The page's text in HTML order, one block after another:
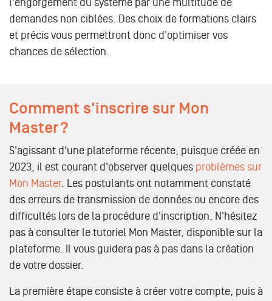
l'engorgement du système par une multitude de
demandes non ciblées. Des choix de formations clairs
et précis vous permettront donc d'optimiser vos
chances de sélection.
Comment s'inscrire sur Mon
Master ?
S'agissant d'une plateforme récente, puisque créée en
2023, il est courant d'observer quelques problèmes sur
Mon Master. Les postulants ont notamment constaté
des erreurs de transmission de données ou encore des
difficultés lors de la procédure d'inscription. N'hésitez
pas à consulter le tutoriel Mon Master, disponible sur la
plateforme. Il vous guidera pas à pas dans la création
de votre dossier.
La première étape consiste à créer votre compte, puis à